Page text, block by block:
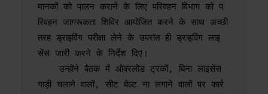
मानकों को पालन कराने के लिए परिवहन विभाग को प
रिवहन जागरूकता शिविर आयोजित करने के साथ अच्छी
तरह ड्राइविंग परीक्षा लेने के उपरांत ही ड्राइविंग लाइ
सेंस जारी करने के निर्देश दिए।
    उन्होंने बैठक में ओवरलोड ट्रकों, बिना लाइसेंस
गाड़ी चलाने वालों, सीट बेल्ट ना लगाने वालों पर कार्र